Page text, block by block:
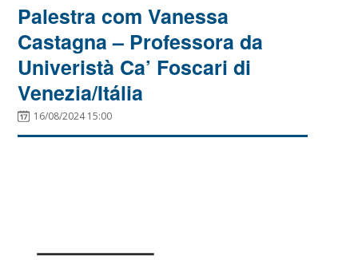
Palestra com Vanessa
Castagna – Professora da
Univeristà Ca’ Foscari di
Venezia/Itália
16/08/2024 15:00